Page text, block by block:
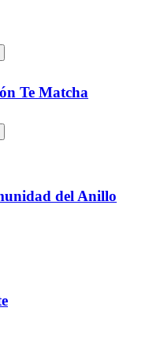
Te Matcha
del Anillo